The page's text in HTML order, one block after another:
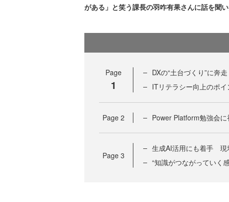
がある」と笑う課長の羽咋有果さんに話を聞い
Page
1
DXの“土台づくり”に奔
ITリテラシー向上のポイ
Page 2 Power Platform勉強会
Page 3
生成AI活用にも着手 現
“知識がつながっていく